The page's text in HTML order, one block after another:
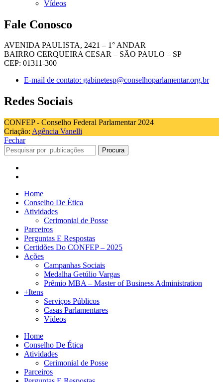
Vídeos
Fale Conosco
AVENIDA PAULISTA, 2421 – 1° ANDAR
BAIRRO CERQUEIRA CESAR – SÃO PAULO – SP
CEP: 01311-300
E-mail de contato: gabinetesp@conselhoparlamentar.org.br
Redes Sociais
CONFEP - Conselho Federal Parlamentar 2024
Criação: Agência Vanelli
Fechar
Procura
Home
Conselho De Ética
Atividades
Cerimonial de Posse
Parceiros
Perguntas E Respostas
Certidões Do CONFEP – 2025
Ações
Campanhas Sociais
Medalha Getúlio Vargas
Prêmio MBA – Master of Business Administration
+Itens
Serviços Públicos
Casas Parlamentares
Vídeos
Home
Conselho De Ética
Atividades
Cerimonial de Posse
Parceiros